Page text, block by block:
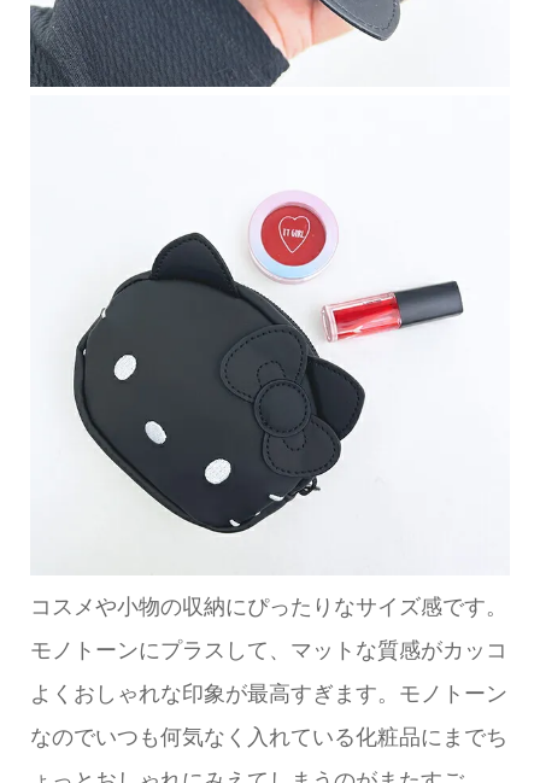
コスメや小物の収納にぴったりなサイズ感です。
モノトーンにプラスして、マットな質感がカッコ
よくおしゃれな印象が最高すぎます。モノトーン
なのでいつも何気なく入れている化粧品にまでち